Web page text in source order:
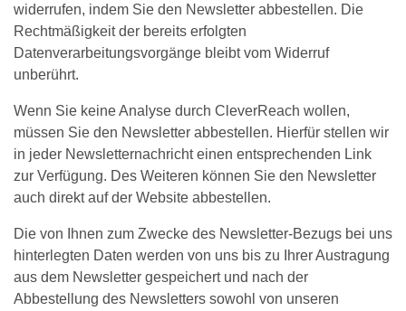
widerrufen, indem Sie den Newsletter abbestellen. Die
Rechtmäßigkeit der bereits erfolgten
Datenverarbeitungsvorgänge bleibt vom Widerruf
unberührt.
Wenn Sie keine Analyse durch CleverReach wollen,
müssen Sie den Newsletter abbestellen. Hierfür stellen wir
in jeder Newsletternachricht einen entsprechenden Link
zur Verfügung. Des Weiteren können Sie den Newsletter
auch direkt auf der Website abbestellen.
Die von Ihnen zum Zwecke des Newsletter-Bezugs bei uns
hinterlegten Daten werden von uns bis zu Ihrer Austragung
aus dem Newsletter gespeichert und nach der
Abbestellung des Newsletters sowohl von unseren